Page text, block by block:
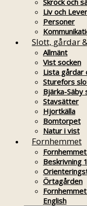
Skrock och
Liv och
Personer
Slott, gårdar
Allmänt
Vist socken
Lista gårdar
Sturefors
Bjärka-Säby
Stavsätter
Hjortkälla
Bomtorpet
Natur i vist
Fornhemmet
Beskrivning
Örtagården
English